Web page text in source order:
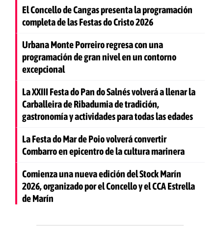
El Concello de Cangas presenta la programación
completa de las Festas do Cristo 2026
Urbana Monte Porreiro regresa con una
programación de gran nivel en un contorno
excepcional
La XXIII Festa do Pan do Salnés volverá a llenar la
Carballeira de Ribadumia de tradición,
gastronomía y actividades para todas las edades
La Festa do Mar de Poio volverá convertir
Combarro en epicentro de la cultura marinera
Comienza una nueva edición del Stock Marín
2026, organizado por el Concello y el CCA Estrella
de Marín